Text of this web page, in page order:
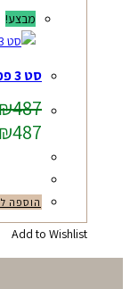
מבצע!
סט 3 פמוטים מעץ
487
₪487.
הוספה
Add to Wishlist